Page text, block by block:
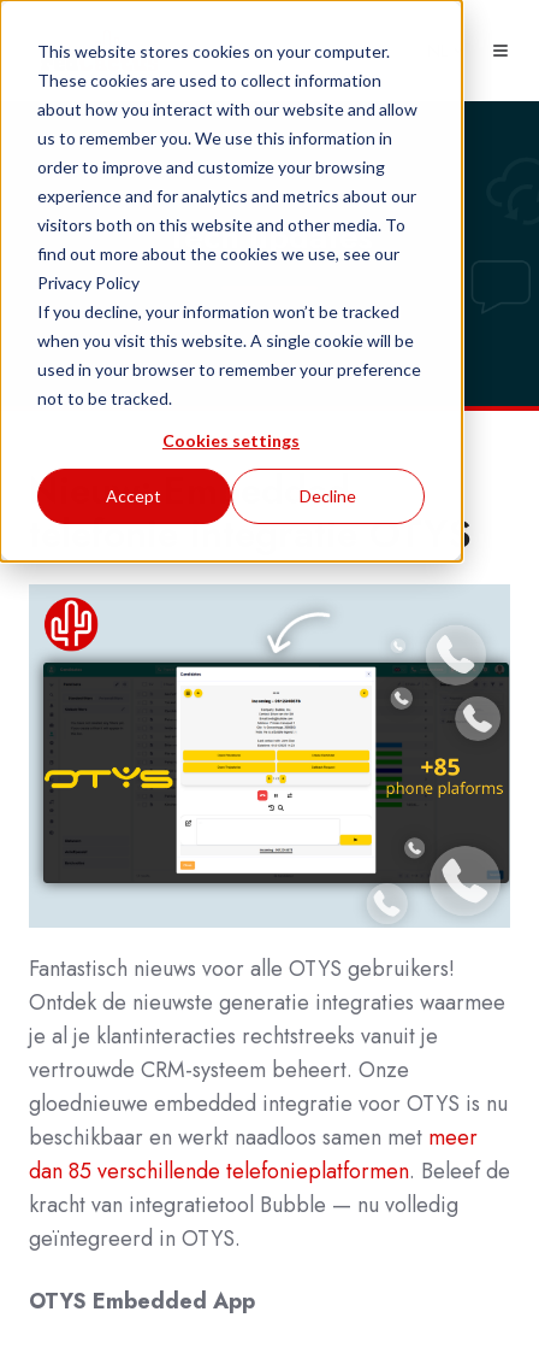
This website stores cookies on your computer.
These cookies are used to collect information
about how you interact with our website and allow
us to remember you. We use this information in
order to improve and customize your browsing
experience and for analytics and metrics about our
visitors both on this website and other media. To
find out more about the cookies we use, see our
Privacy Policy
If you decline, your information won’t be tracked
when you visit this website. A single cookie will be
used in your browser to remember your preference
not to be tracked.
Cookies settings
Accept Decline
Tech updates
Nieuw: Embedded
telefonie integratie OTYS
Fantastisch nieuws voor alle OTYS gebruikers!
Ontdek de nieuwste generatie integraties waarmee
je al je klantinteracties rechtstreeks vanuit je
vertrouwde CRM-systeem beheert. Onze
gloednieuwe embedded integratie voor OTYS is nu
beschikbaar en werkt naadloos samen met meer
dan 85 verschillende telefonieplatformen. Beleef de
kracht van integratietool Bubble — nu volledig
geïntegreerd in OTYS.
OTYS Embedded App